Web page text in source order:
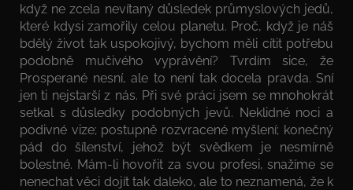
když ne zcela nevítaný důsledek průmyslových jedů,
které kdysi zamořily celou planetu. Proč, když je náš
bdělý život tak uspokojivý, bychom měli cítit potřebu
podobně mučivého vyprávění? Tvrdím sice, že
Prosperané nesní, ale to není tak docela pravda. Sní
jen ti nejstarší z nás. Při své práci jsem se mnohokrát
setkal s důsledky podobných jevů. Neklidné noci a
podivné vize; postupně rozvracené myšlení; konečný
pád do šílenství, jehož být svědkem je nesmírně
bolestné. Mám-li hovořit za svou profesi, snažíme se
nenechat věci dojít tak daleko, ale to neznamená, že k